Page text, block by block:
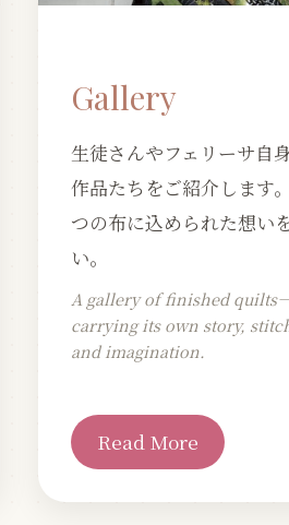
Gallery
生徒さんやフェリーサ自
作品たちをご紹介します
つの布に込められた想い
い。
A gallery of finished
carrying its own story,
and imagination.
Read More